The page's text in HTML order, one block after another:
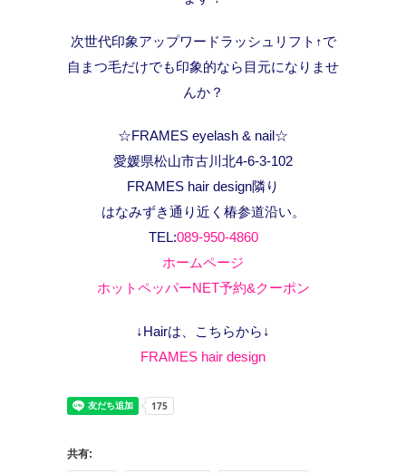
次世代印象アップワードラッシュリフト↑で
自まつ毛だけでも印象的なら目元になりませ
んか？
☆FRAMES eyelash & nail☆
愛媛県松山市古川北4-6-3-102
FRAMES hair design隣り
はなみずき通り近く椿参道沿い。
TEL:089-950-4860
ホームページ
ホットペッパーNET予約&クーポン
↓Hairは、こちらから↓
FRAMES hair design
共有: